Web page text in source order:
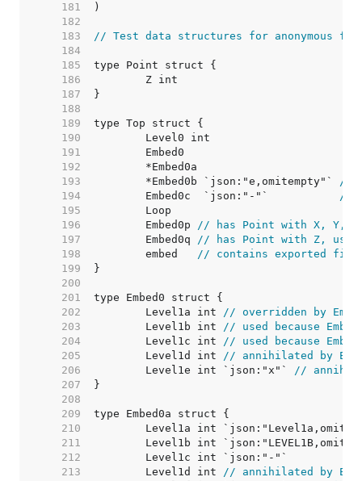
   181
   182
   183
// Test data structures for anonymous
   184
   185
   186
   187
   188
   189
   190
   191
   192
   193
	*Embed0b `json:"e,omitempty"`
//
   194
	Embed0c  `json:"-"`
//
   195
   196
	Embed0p
// has Point with X, Y,
   197
	Embed0q
// has Point with Z, used
   198
	embed
// contains exported
   199
   200
   201
   202
	Level1a int
// overridden by
   203
	Level1b int
// used because
   204
	Level1c int
// used because
   205
	Level1d int
// annihilated by
   206
	Level1e int `json:"x"`
//
   207
   208
   209
   210
   211
   212
   213
	Level1d int
// annihilated by